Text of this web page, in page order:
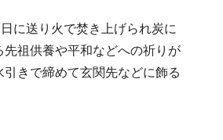
に送り火で焚き上げられ炭に
祖供養や平和などへの祈りが
きで締めて玄関先などに飾る